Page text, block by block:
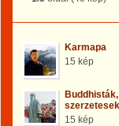
Karmapa
15 kép
Buddhisták,
szerzetesek
15 kép